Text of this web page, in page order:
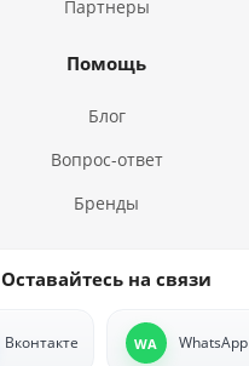
Партнеры
Помощь
Блог
Вопрос-ответ
Бренды
Оставайтесь на связи
Вконтакте WhatsApp